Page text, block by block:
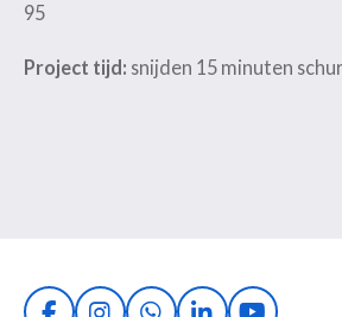
95
Project tijd: snijden 15 minuten